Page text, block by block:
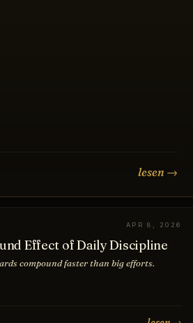
lesen →
APR 8, 2026
Effect of Daily Discipline
compound faster than big efforts.